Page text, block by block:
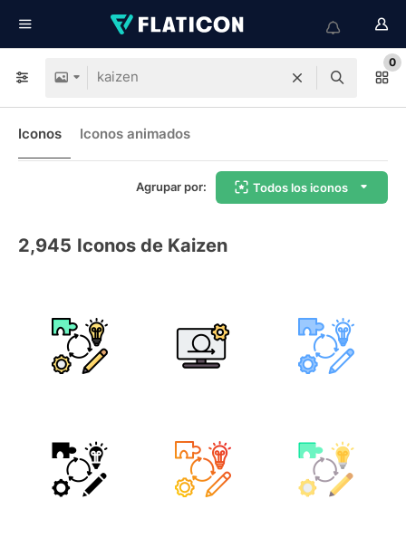
0
Iconos Iconos animados
Agrupar por: Todos los iconos
2,945 Iconos de Kaizen